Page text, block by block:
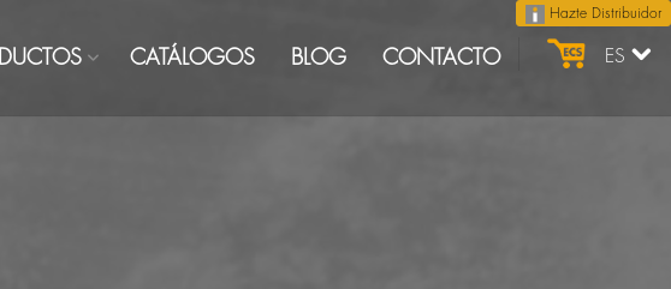
Hazte Distribuidor
ES
CATÁLOGOS BLOG CONTACTO